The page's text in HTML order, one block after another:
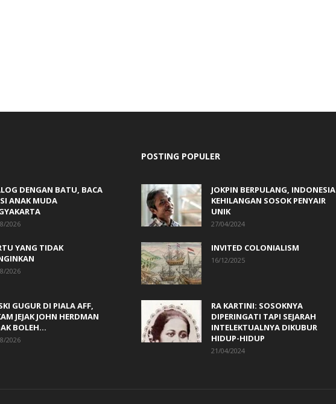
DENGAN BATU, BACA
ANAK MUDA
2026
YANG TIDAK
2026
GUGUR DI PIALA AFF,
JEJAK JOHN HERDMAN
BOLEH...
2026
POSTING POPULER
JOKPIN BERPULANG, INDONESIA
KEHILANGAN SOSOK PENYAIR
UNIK
27/04/2024
INVITED COLONIALISM
16/12/2025
RA KARTINI: SOSOKNYA
DIPERINGATI TAPI SEJARAH
INTELEKTUALNYA DIKUBUR
HIDUP-HIDUP
21/04/2024